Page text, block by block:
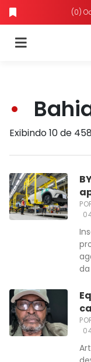
(0)
Exibindo 10 de